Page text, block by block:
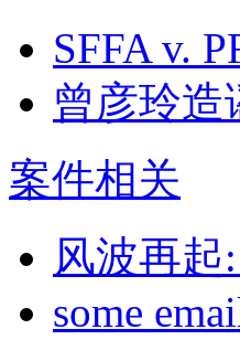
SFFA v.
曾彦玲造
案件相关
风波再
some